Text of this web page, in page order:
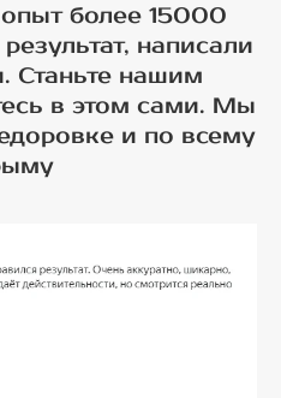
более 15000
написали
Станьте нашим
в этом сами. Мы
и по всему